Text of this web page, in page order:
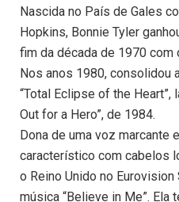
Nascida no País de Gales
Hopkins, Bonnie Tyler
fim da década de 1970 com
Nos anos 1980, consolidou
“Total Eclipse of the Heart”,
Out for a Hero”, de 1984.
Dona de uma voz marcante
característico com cabelos
o Reino Unido no
música “Believe in Me”. Ela